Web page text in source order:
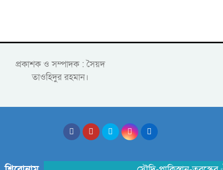
প্রকাশক ও সম্পাদক : সৈয়দ
তাওহিদুর রহমান।